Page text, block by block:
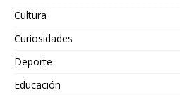
Cultura
Curiosidades
Deporte
Educación